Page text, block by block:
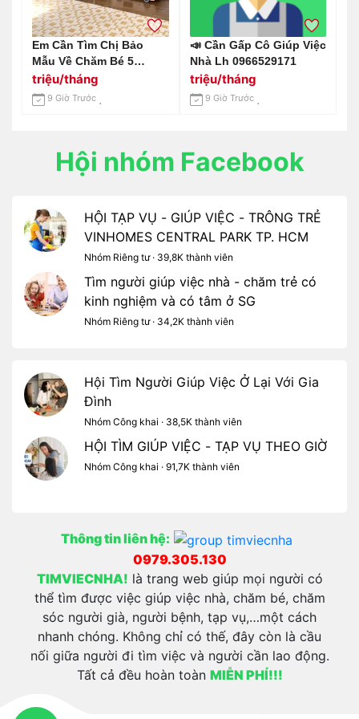
Em Cần Tìm Chị Bảo
Mẫu Về Chăm Bé 5
Tháng Ở Đường Nguyễn
Văn Chiêu , Gò Vấp
triệu/tháng
9 Giờ Trước
📣 Cần Gấp Cô Giúp Việc
Nhà Lh 0966529171
triệu/tháng
9 Giờ Trước
Hội nhóm Facebook
HỘI TẠP VỤ - GIÚP VIỆC - TRÔNG TRẺ
VINHOMES CENTRAL PARK TP. HCM
Nhóm Riêng tư · 39,8K thành viên
Tìm người giúp việc nhà - chăm trẻ có
kinh nghiệm và có tâm ở SG
Nhóm Riêng tư · 34,2K thành viên
Hội Tìm Người Giúp Việc Ở Lại Với Gia
Đình
Nhóm Công khai · 38,5K thành viên
HỘI TÌM GIÚP VIỆC - TẠP VỤ THEO GIỜ
Nhóm Công khai · 91,7K thành viên
Thông tin liên hệ:
0979.305.130
TIMVIECNHA! là trang web giúp mọi người có
thể tìm được việc giúp việc nhà, chăm bé, chăm
sóc người già, người bệnh, tạp vụ,…một cách
nhanh chóng. Không chỉ có thế, đây còn là cầu
nối giữa người đi tìm việc và người cần lao động.
Tất cả đều hoàn toàn MIỄN PHÍ!!!